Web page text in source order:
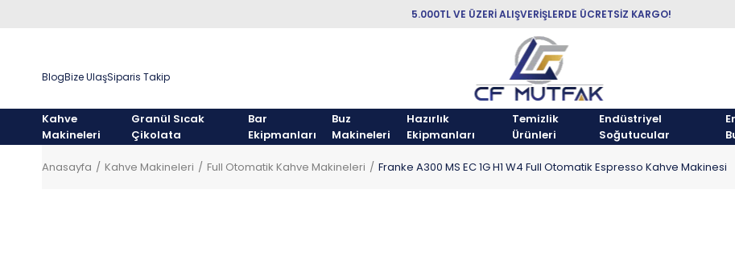
5.000TL VE ÜZERİ ALIŞVERİŞLERDE ÜCRETSİZ KARGO!
BlogBize UlaşSiparis Takip
Kahve
Makineleri
Granül Sıcak
Çikolata
Bar
Ekipmanları
Buz
Makineleri
Hazırlık
Ekipmanları
Temizlik
Ürünleri
Endüstriyel
Soğutucular
Anasayfa Kahve Makineleri Full Otomatik Kahve Makineleri Franke A300 MS EC 1G H1 W4 Full Otomatik Espresso Kahve Makinesi